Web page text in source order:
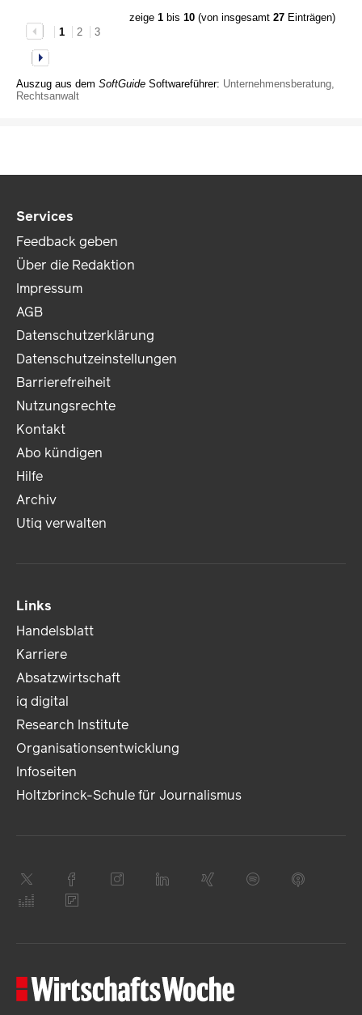
zeige 1bis 10(von insgesamt 27Einträgen)
1
2 3
Auszug aus dem SoftGuide Softwareführer: Unternehmensberatung,
Rechtsanwalt
Services
Feedback geben
Über die Redaktion
Impressum
AGB
Datenschutzerklärung
Datenschutzeinstellungen
Barrierefreiheit
Nutzungsrechte
Kontakt
Abo kündigen
Hilfe
Archiv
Utiq verwalten
Links
Handelsblatt
Karriere
Absatzwirtschaft
iq digital
Research Institute
Organisationsentwicklung
Infoseiten
Holtzbrinck-Schule für Journalismus